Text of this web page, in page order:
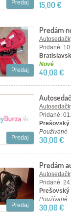
Predaj 15,00 €
Predaj
Predám
Pridané:
Nové
40,00 €
Predaj
Pridané:
Prešovský
Používané
30,00 €
Predaj
Predám
Pridané:
Prešovský
Používané
30,00 €